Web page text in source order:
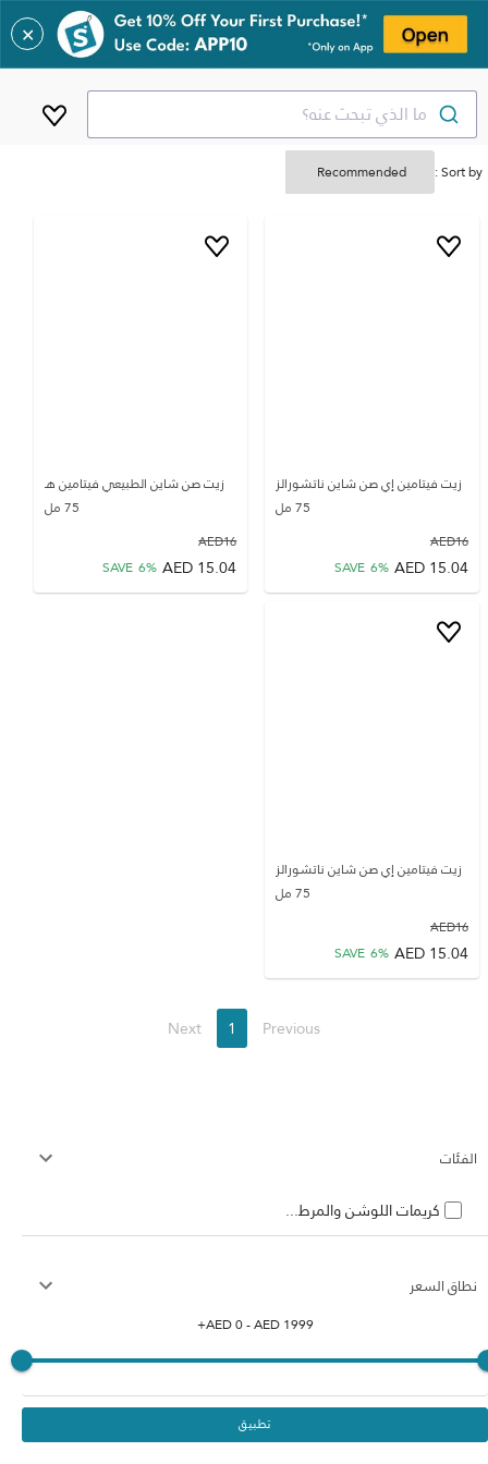
✕
ما الذي تبحث عنه؟
الفئات
كريمات اللوشن والمرط...
نطاق السعر
AED0- AED1999
+
تطبيق
Sort by :
زيت فيتامين إي صن شاين ناتشورالز
75 مل
16
AED
15.04
AED
SAVE 6%
زيت صن شاين الطبيعي فيتامين هـ
75 مل
16
AED
15.04
AED
SAVE 6%
زيت فيتامين إي صن شاين ناتشورالز
75 مل
16
AED
15.04
AED
SAVE 6%
Previous
1
Next